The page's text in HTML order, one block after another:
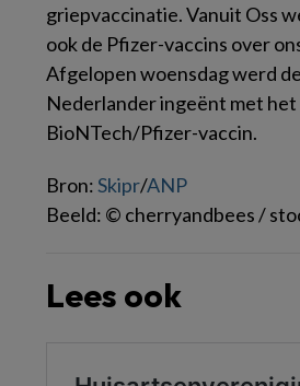
griepvaccinatie. Vanuit Oss
ook de Pfizer-vaccins over
Afgelopen woensdag werd
Nederlander ingeënt met het
BioNTech/Pfizer-vaccin.
Bron:Skipr/ANP
Beeld: © cherryandbees /
Lees ook